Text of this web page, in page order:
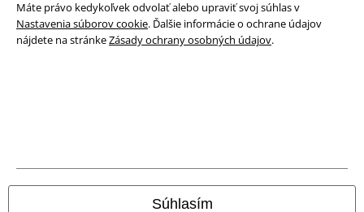
Máte právo kedykoľvek odvolať alebo upraviť svoj súhlas v
Nastavenia súborov cookie. Ďalšie informácie o ochrane údajov
nájdete na stránkeZásady ochrany osobných údajov.
Súhlasím
Vyhlásenie o zhode
Všetky ceny sú vrátane DPH, bez poštovného abalného
© 1986-2026 EMP Merchandising